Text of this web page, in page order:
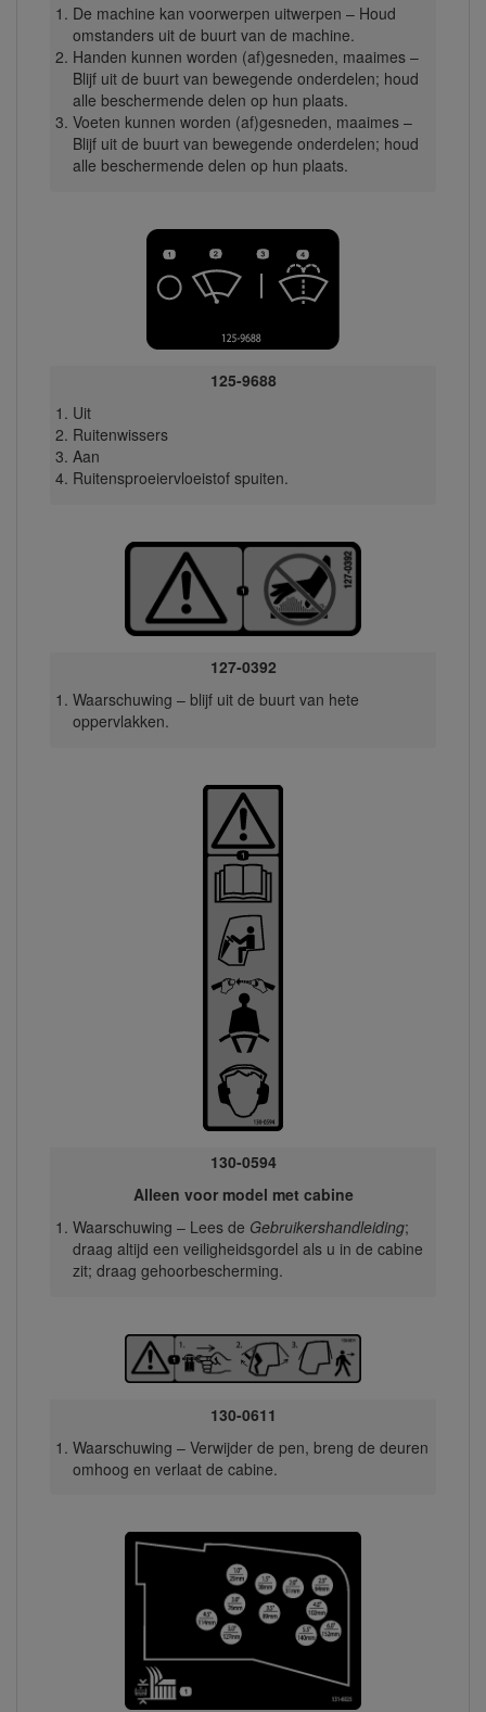
De machine kan voorwerpen uitwerpen – Houd
omstanders uit de buurt van de machine.
Handen kunnen worden (af)gesneden, maaimes –
Blijf uit de buurt van bewegende onderdelen; houd
alle beschermende delen op hun plaats.
Voeten kunnen worden (af)gesneden, maaimes –
Blijf uit de buurt van bewegende onderdelen; houd
alle beschermende delen op hun plaats.
125-9688
Uit
Ruitenwissers
Aan
Ruitensproeiervloeistof spuiten.
127-0392
Waarschuwing – blijf uit de buurt van hete
oppervlakken.
130-0594
Alleen voor model met cabine
Waarschuwing – Lees de Gebruikershandleiding;
draag altijd een veiligheidsgordel als u in de cabine
zit; draag gehoorbescherming.
130-0611
Waarschuwing – Verwijder de pen, breng de deuren
omhoog en verlaat de cabine.